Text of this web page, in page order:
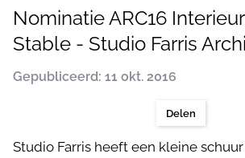
Nominatie ARC16
Stable - Studio Farris
Gepubliceerd: 11 okt. 2016
Delen
Studio Farris heeft een kleine